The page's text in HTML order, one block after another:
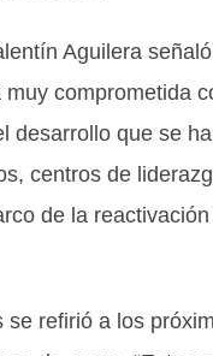
Aguilera
comprometida
desarrollo que se
centros de
de la
refirió a los